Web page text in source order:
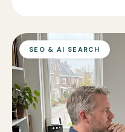
SEO & AI SEARCH